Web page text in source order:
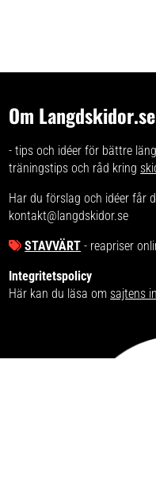
Om Langdskidor.se
- tips och idéer för bättre
träningstips och råd kring
Har du förslag och idéer får
kontakt@langdskidor.se
STAVVÄRT - reapriser
Integritetspolicy
Här kan du läsa om sajtens